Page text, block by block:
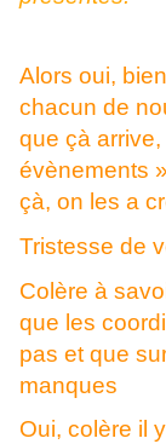
Alors oui,
chacun de
que çà
évènements
çà, on les a
Tristesse de
Colère à
que les
pas et que
manques
Oui, colère il